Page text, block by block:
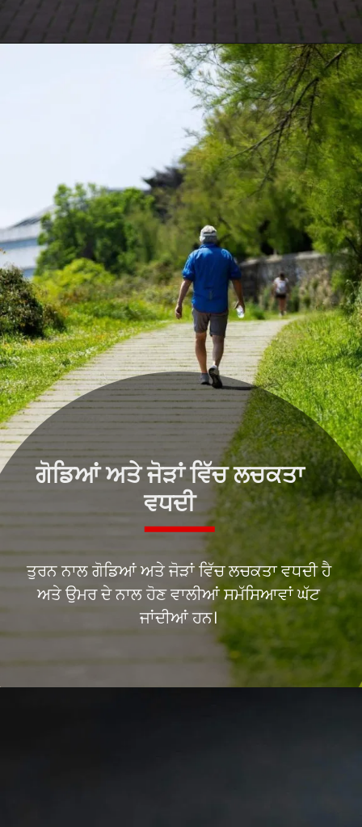
ਤੁਰਨ ਨਾਲ ਗੋਡਿਆਂ ਅਤੇ ਜੋੜਾਂ ਵਿੱਚ ਲਚਕਤਾ ਵਧਦੀ ਹੈ
ਅਤੇ ਉਮਰ ਦੇ ਨਾਲ ਹੋਣ ਵਾਲੀਆਂ ਸਮੱਸਿਆਵਾਂ ਘੱਟ
ਗੋਡਿਆਂ ਅਤੇ ਜੋੜਾਂ ਵਿੱਚ ਲਚਕਤਾ
ਵਧਦੀ